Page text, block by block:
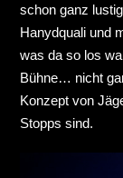
schon ganz
Hanydquali und
was da so los
Bühne… nicht
Konzept von
Stopps sind.